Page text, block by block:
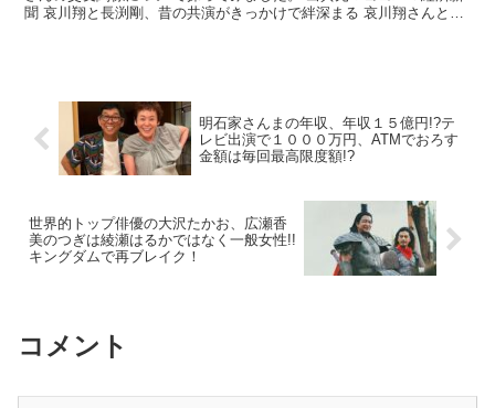
聞 哀川翔と長渕剛、昔の共演がきっかけで絆深まる 哀川翔さんと長
明石家さんまの年収、年収１５億円!?テ
レビ出演で１０００万円、ATMでおろす
金額は毎回最高限度額!?
世界的トップ俳優の大沢たかお、広瀬香
美のつぎは綾瀬はるかではなく一般女性!!
キングダムで再ブレイク！
コメント